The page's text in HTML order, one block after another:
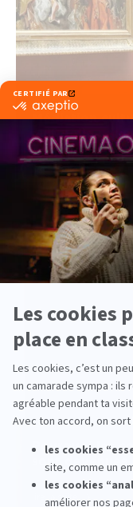
Médiation
culturelle :
lire la suite
Pluridisciplinaire
Pourquoi les
sont
lire la suite